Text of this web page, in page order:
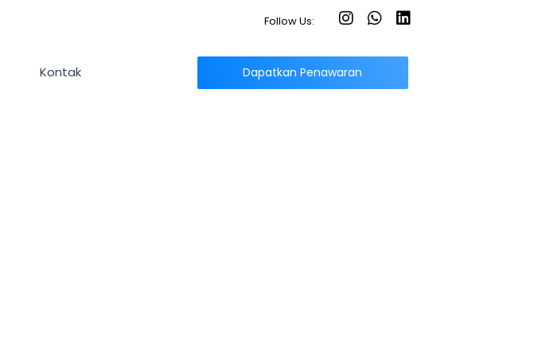
Follow Us:
Kontak Dapatkan Penawaran